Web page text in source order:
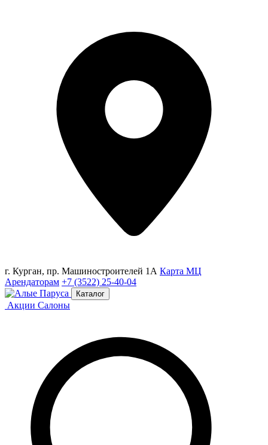
г. Курган, пр. Машиностроителей 1А Карта МЦ
Арендаторам +7 (3522) 25-40-04
Каталог
Акции Салоны